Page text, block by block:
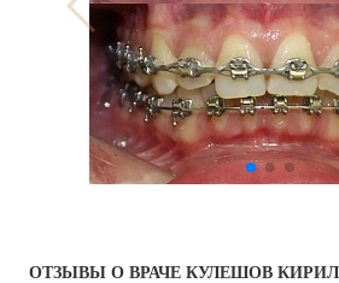
ОТЗЫВЫ О ВРАЧЕ КУЛЕШОВ